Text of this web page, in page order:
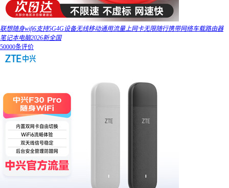
联想随身wifi6支持5G4G设备无线移动通用流量上网卡无限随行携带网络车载路由器
笔记本电脑2026新全国
50000条评价